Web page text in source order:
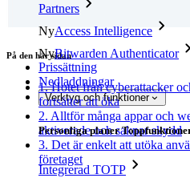
Partners
NyAccess Intelligence
NyBitwarden Authenticator
Prissättning
Nedladdningar
Verktyg och funktioner
Personliga planer
Integrerad TOTP
På den här sidan
1. Hotet från cyberattacker
fortsätter att öka
2. Alltför många appar och
aktiverade och saknar skydd
3. Det är enkelt att utöka
företaget